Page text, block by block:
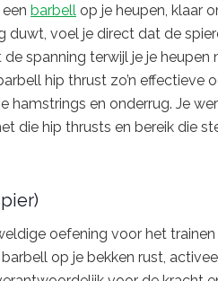
barbell op je heupen, klaar
duwt, voel je direct dat de
spanning terwijl je je heupen
hip thrust zo’n effectieve
hamstrings en onderrug. Je
die hip thrusts en bereik die
oefening voor het
op je bekken rust,